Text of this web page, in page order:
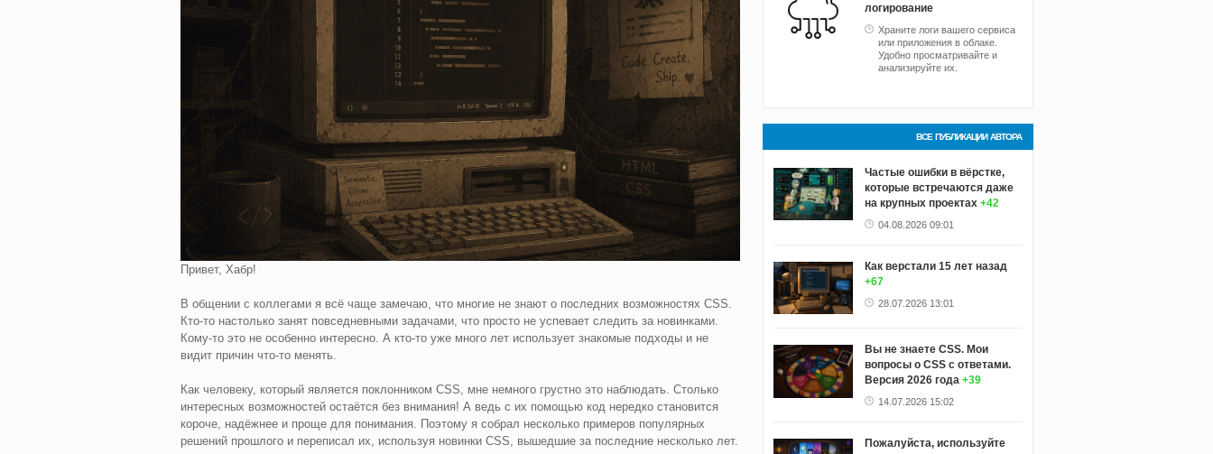
Привет, Хабр!
В общении с коллегами я всё чаще замечаю, что многие не знают о последних возможностях CSS.
Кто-то настолько занят повседневными задачами, что просто не успевает следить за новинками.
Кому-то это не особенно интересно. А кто-то уже много лет использует знакомые подходы и не
видит причин что-то менять.
Как человеку, который является поклонником CSS, мне немного грустно это наблюдать. Столько
интересных возможностей остаётся без внимания! А ведь с их помощью код нередко становится
короче, надёжнее и проще для понимания. Поэтому я собрал несколько примеров популярных
решений прошлого и переписал их, используя новинки CSS, вышедшие за последние несколько лет.
логирование
Храните логи вашего сервиса
или приложения в облаке.
Удобно просматривайте и
анализируйте их.
ВСЕ ПУБЛИКАЦИИ АВТОРА
Частые ошибки в вёрстке,
которые встречаются даже
на крупных проектах +42
04.08.2026 09:01
Как верстали 15 лет назад
+67
28.07.2026 13:01
Вы не знаете CSS. Мои
вопросы о CSS с ответами.
Версия 2026 года +39
14.07.2026 15:02
Пожалуйста, используйте